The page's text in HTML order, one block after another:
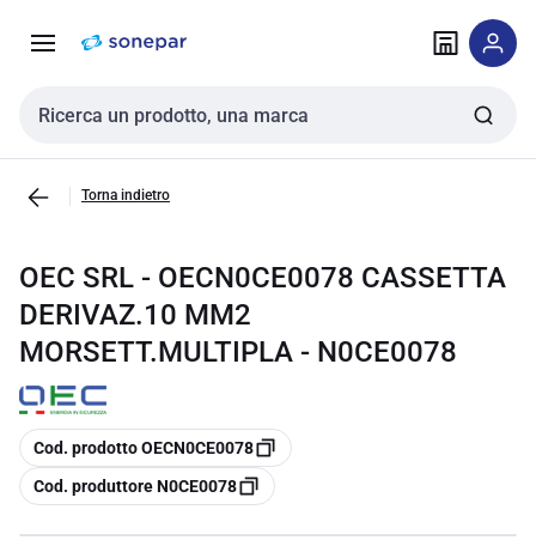
navigazione alla
Cerca input
Torna indietro
OEC SRL - OECN0CE0078 CASSETTA
DERIVAZ.10 MM2
MORSETT.MULTIPLA - N0CE0078
copia
Cod. prodotto OECN0CE0078
copia
Cod. produttore N0CE0078